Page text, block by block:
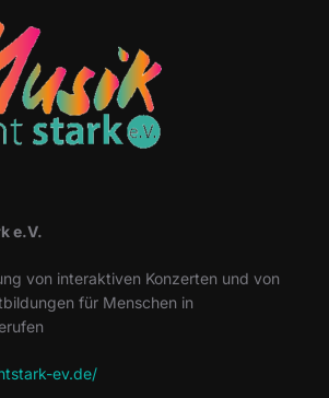
e.V.
von interaktiven Konzerten und von
für Menschen in
ev.de/